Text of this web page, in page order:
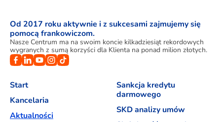
Od 2017 roku aktywnie i z sukcesami zajmujemy się
pomocą frankowiczom.
Nasze Centrum ma na swoim koncie kilkadziesiąt rekordowych
wygranych z sumą korzyści dla Klienta na ponad milion złotych.
Start
Kancelaria
Aktualności
Sankcja kredytu
darmowego
SKD analizy umów